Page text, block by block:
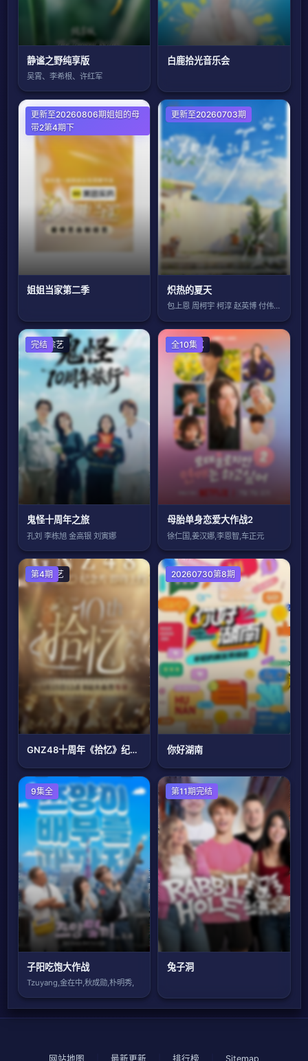
静谧之野纯享版
吴霄、李希根、许红军
白鹿拾光音乐会
更新至20260806期姐姐的母
带2第4期下
姐姐当家第二季
大陆综艺
更新至20260703期
炽热的夏天
包上恩 周柯宇 柯淳 赵英博 付伟伦 徐
日韩综艺
完结
鬼怪十周年之旅
孔刘 李栋旭 金高银 刘寅娜
日韩综艺
全10集
母胎单身恋爱大作战2
徐仁国,姜汉娜,李恩智,车正元
大陆综艺
第4期
GNZ48十周年《拾忆》纪念片
大陆综艺
20260730第8期
你好湖南​
9集全
子阳吃饱大作战
Tzuyang,金在中,秋成勋,朴明秀,
欧美综艺
第11期完结
兔子洞
网站地图 最新更新 排行榜 Sitemap